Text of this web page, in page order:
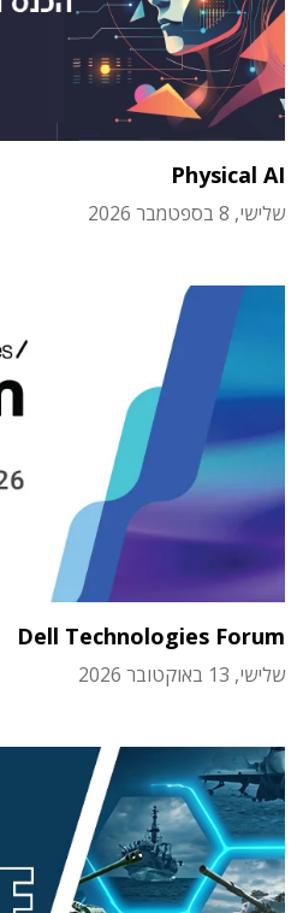
Physical AI
שלישי, 8 בספטמבר 2026
Dell Technologies Forum
שלישי, 13 באוקטובר 2026